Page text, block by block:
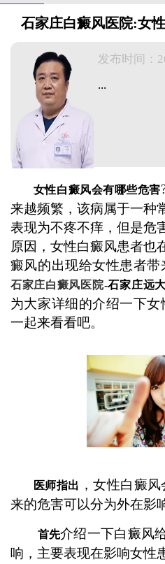
石家庄白癜风医院:女
发布时间：
...
女性白癜风会有哪些危害
来越频繁，该病属于一种
表现为不疼不痒，但是危
原因，女性白癜风患者也
癜风的出现给女性患者
石家庄白癜风医院-石家庄远
为大家详细的介绍一下
一起来看看吧。
医师指出 ，女性白癜
来的危害可以分为外在影
首先介绍一下白癜风
响，主要表现在影响女性